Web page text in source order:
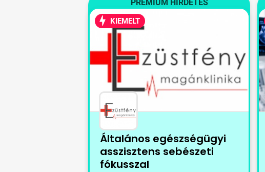
PRÉMIUM HIRDETÉS
KIEMELT
Általános egészségügyi
asszisztens sebészeti
fókusszal